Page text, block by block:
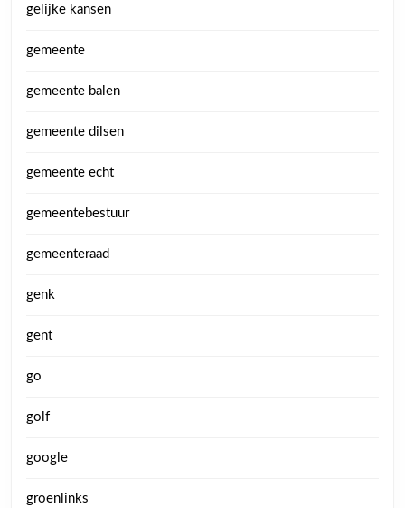
gelijke kansen
gemeente
gemeente balen
gemeente dilsen
gemeente echt
gemeentebestuur
gemeenteraad
genk
gent
go
golf
google
groenlinks